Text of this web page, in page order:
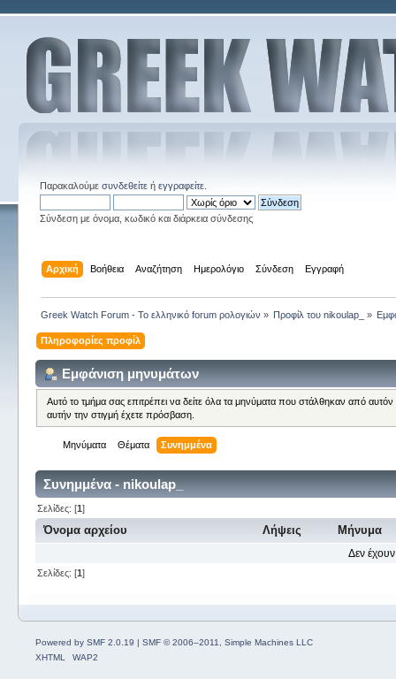
Παρακαλούμε συνδεθείτεή εγγραφείτε.
Σύνδεση με όνομα, κωδικό και διάρκεια σύνδεσης
Αρχική Βοήθεια Αναζήτηση Ημερολόγιο Σύνδεση Εγγραφή
Greek Watch Forum - Το ελληνικό forum ρολογιών » Προφίλ του nikoulap_ »
Πληροφορίες προφίλ
Εμφάνιση μηνυμάτων
Αυτό το τμήμα σας επιτρέπει να δείτε όλα τα μηνύματα που στάλθηκαν από
αυτήν την στιγμή έχετε πρόσβαση.
Μηνύματα Θέματα Συνημμένα
Συνημμένα - nikoulap_
Σελίδες: [1]
Όνομα αρχείου Λήψεις Μήνυμα
Δεν
Σελίδες: [1]
Powered by SMF 2.0.19 | SMF © 2006–2011, Simple Machines LLC
XHTML
WAP2